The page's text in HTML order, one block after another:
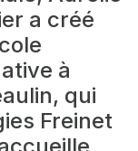
a créé
à
qui
Freinet